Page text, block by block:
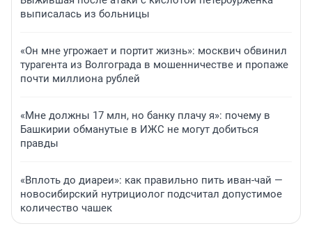
выписалась из больницы
«Он мне угрожает и портит жизнь»: москвич обвинил
турагента из Волгограда в мошенничестве и пропаже
почти миллиона рублей
«Мне должны 17 млн, но банку плачу я»: почему в
Башкирии обманутые в ИЖС не могут добиться
правды
«Вплоть до диареи»: как правильно пить иван-чай —
новосибирский нутрициолог подсчитал допустимое
количество чашек